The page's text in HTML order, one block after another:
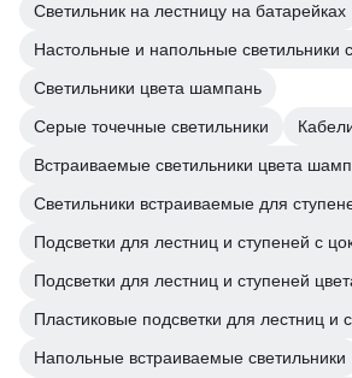
Светильник на лестницу на батарейках
Настольные и напольные светильники
Светильники цвета шампань
Серые точечные светильники
Встраиваемые светильники цвета
Светильники встраиваемые для
Подсветки для лестниц и ступеней с
Подсветки для лестниц и ступеней
Пластиковые подсветки для лестниц и
Напольные встраиваемые светильники